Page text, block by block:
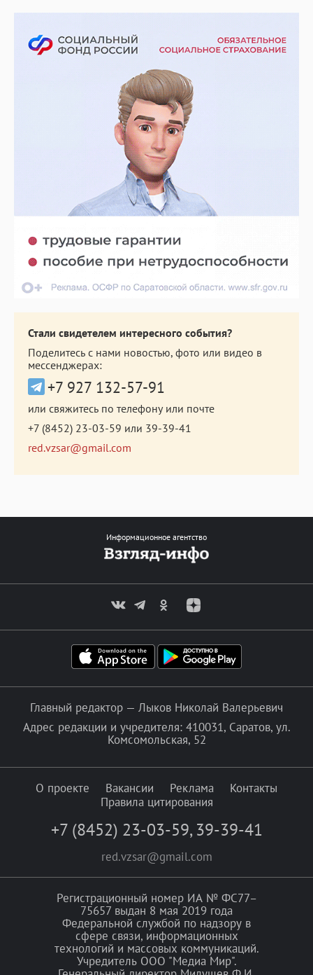
Стали свидетелем интересного события?
Поделитесь с нами новостью, фото или видео в
мессенджерах:
+7 927 132-57-91
или свяжитесь по телефону или почте
+7 (8452) 23-03-59 или 39-39-41
red.vzsar@gmail.com
Информационное агентство
Главный редактор — Лыков Николай Валерьевич
Адрес редакции и учредителя: 410031, Саратов, ул.
Комсомольская, 52
О проекте Вакансии Реклама
Контакты
Правила цитирования
+7 (8452) 23-03-59, 39-39-41
red.vzsar@gmail.com
Регистрационный номер ИА № ФС77–
75657 выдан 8 мая 2019 года
Федеральной службой по надзору в
сфере связи, информационных
технологий и массовых коммуникаций.
Учредитель ООО "Медиа Мир".